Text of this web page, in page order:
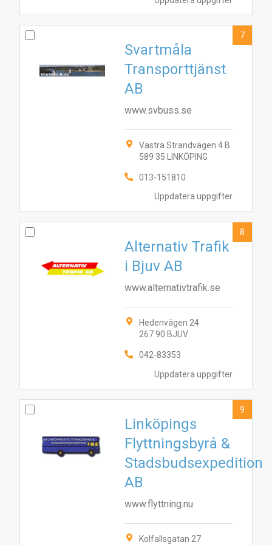
Uppdatera uppgifter
Svartmåla
Transporttjänst
AB
www.svbuss.se
Västra Strandvägen 4 B
589 35 LINKÖPING
013-151810
7
Uppdatera uppgifter
Alternativ Trafik
i Bjuv AB
www.alternativtrafik.se
Hedenvägen 24
267 90 BJUV
042-83353
8
Linköpings
Flyttningsbyrå &
Stadsbudsexpedition
AB
www.flyttning.nu
Kolfallsgatan 27
9